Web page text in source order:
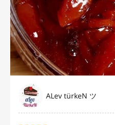
ALev türkeN ツ